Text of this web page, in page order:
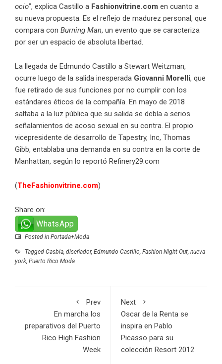
ocio”, explica Castillo a Fashionvitrine.com en cuanto a
su nueva propuesta. Es el reflejo de madurez personal, que
compara con Burning Man, un evento que se caracteriza
por ser un espacio de absoluta libertad.
La llegada de Edmundo Castillo a Stewart Weitzman,
ocurre luego de la salida inesperada Giovanni Morelli, que
fue retirado de sus funciones por no cumplir con los
estándares éticos de la compañía. En mayo de 2018
saltaba a la luz pública que su salida se debía a serios
señalamientos de acoso sexual en su contra. El propio
vicepresidente de desarrollo de Tapestry, Inc, Thomas
Gibb, entablaba una demanda en su contra en la corte de
Manhattan, según lo reportó Refinery29.com
(TheFashionvitrine.com)
Share on:
WhatsApp
Posted in Portada+Moda
Tagged Casbia, diseñador, Edmundo Castillo, Fashion Night Out, nueva
york, Puerto Rico Moda
Prev
En marcha los
preparativos del Puerto
Rico High Fashion
Week
Next
Oscar de la Renta se
inspira en Pablo
Picasso para su
colección Resort 2012